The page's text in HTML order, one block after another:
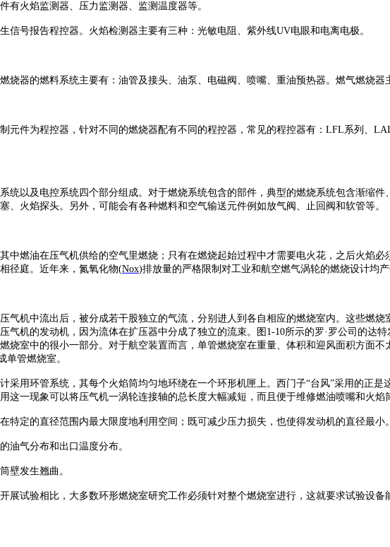
有火焰监测器、压力监测器、监测温度器等。
信号报告程控器。火焰检测器主要有三种：光敏电阻、紫外线UV电眼和电离电极。
烧器的燃料系统主要有：油管及接头、油泵、电磁阀、喷嘴、重油预热器。燃气燃烧器
元件为程控器，针对不同的燃烧器配有不同的程控器，常见的程控器有： LFL系列、
统以及电控系统四个部分组成。对于燃烧系统包含的部件，典型的燃烧系统包含渐缩
火焰探头。另外，可能会有各种燃料和空气输送元件例如放气阀、止回阀和软管等。
中燃油在压气机供给的空气里燃烧；只有在燃烧起始过程中才需要电火花，之后火焰
径庭。近年来，氮氧化物(Nox)排放量的严格限制对工业和航空燃气涡轮的燃烧设计均产
气机中流出后，被分成若干股独立的气流，分别进人到各自相应的燃烧室内。这些燃
气机的发动机，因为流体在扩压器中分成了独立的流束。图 1-10所示的罗·罗公司的达
烧室中的很小一部分。对于航空装置而言，单管燃烧室在重量、体积和迎风面积方面
管燃烧室。
采用环管系统，其每个火焰筒均匀地环绕在一个环形机匣上。西门子“台风”采用的正是
这一现象可以将压气机一涡轮连接轴的总长度大幅减短，而且便于维修燃油喷嘴和火焰
特定的直径范围内最大限度地利用空间；既可减少压力损失，也使得发动机的直径最小
油气分布和出口温度分布。
壁发生翘曲。
展试验相比，大多数环形燃烧室研究工作必须针对整个燃烧室进行，这就要求试验设备